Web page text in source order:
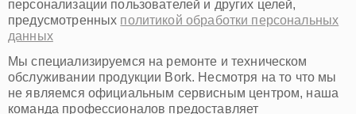
Красноярск
Пермь
Ульяновск
Киров
Архангельск
Астрахань
Белгород
персонализации пользователей и других целей,
предусмотренных политикой обработки персональных
данных
Мы специализируемся на ремонте и техническом
обслуживании продукции Bork. Несмотря на то что мы
не являемся официальным сервисным центром, наша
команда профессионалов предоставляет